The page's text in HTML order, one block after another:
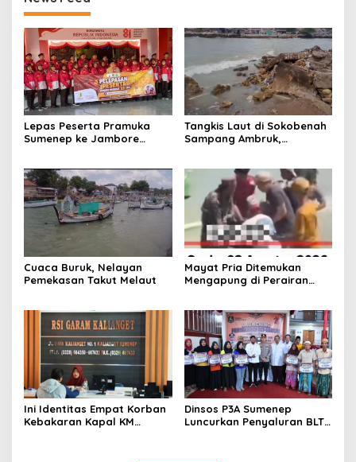
Lepas Peserta Pramuka
Sumenep ke Jambore
Tangkis Laut di Sokobenah
Sampang Ambruk,
Cuaca Buruk, Nelayan
Pemekasan Takut Melaut
Mayat Pria Ditemukan
Mengapung di Perairan
Ini Identitas Empat Korban
Kebakaran Kapal KM
Dinsos P3A Sumenep
Luncurkan Penyaluran BLT